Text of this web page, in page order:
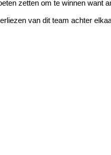
zetten om te winnen want
van dit team achter